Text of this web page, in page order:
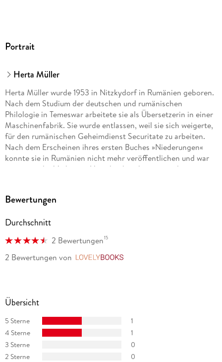
Portrait
Herta Müller
Herta Müller wurde 1953 in Nitzkydorf in Rumänien geboren.
Nach dem Studium der deutschen und rumänischen
Philologie in Temeswar arbeitete sie als Übersetzerin in einer
Maschinenfabrik. Sie wurde entlassen, weil sie sich weigerte,
für den rumänischen Geheimdienst Securitate zu arbeiten.
Nach dem Erscheinen ihres ersten Buches »Niederungen«
konnte sie in Rumänien nicht mehr veröffentlichen und war
immer wieder Verhören, Hausdurchsuchungen und
zahlreichen deutschen und internationalen Preisen
Bewertungen
Durchschnitt
2 Bewertungen15
2 Bewertungen von
Übersicht
5 Sterne
1
4 Sterne
1
3 Sterne
0
2 Sterne
0